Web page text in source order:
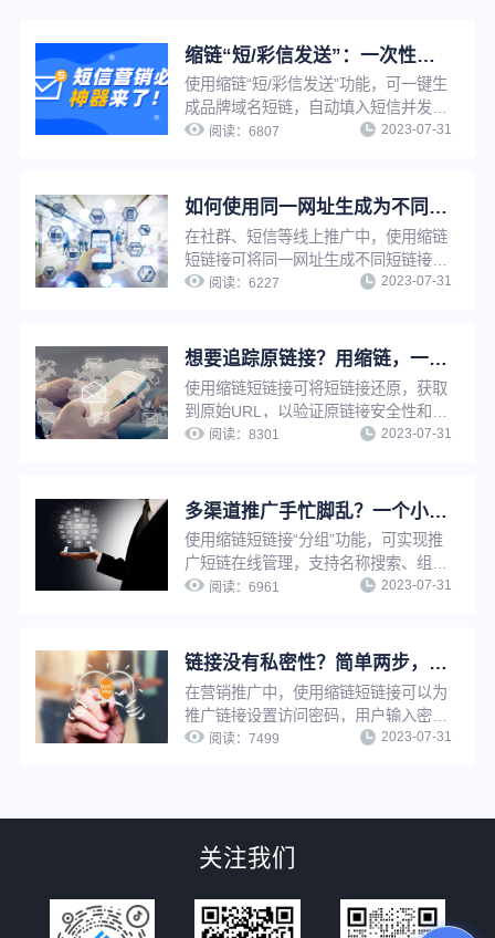
缩链“短/彩信发送”：一次性解决短信营销效率低、成本高、转化效果差
使用缩链“短/彩信发送”功能，可一键生
成品牌域名短链，自动填入短信并发
送，无需多平台切换，有效提升工作效
提供完整的数据分析线路，并且对接了
大量优质短信服务商，可有效解决营销
短信成本高、被拦截、转化差等问题。
阅读：6807 2023-07-31
如何使用同一网址生成为不同的短链接功能来提升推广转化效果？
在社群、短信等线上推广中，使用缩链
短链接可将同一网址生成不同短链接，
用于不同渠道、不同客户群、以及不同
阅读：6227 2023-07-31
想要追踪原链接？用缩链，一键还原！
使用缩链短链接可将短链接还原，获取
到原始URL，以验证原链接安全性和可
信度，使用短链接还原功能，还可以快
阅读：8301 2023-07-31
多渠道推广手忙脚乱？一个小工具助你提升工作效率！
使用缩链短链接“分组”功能，可实现推
广短链在线管理，支持名称搜索、组别
查询、编辑组名、删除分组等操作，解
阅读：6961 2023-07-31
链接没有私密性？简单两步，告别隐私泄露与安全问题
在营销推广中，使用缩链短链接可以为
推广链接设置访问密码，用户输入密码
后方可访问，实现特定内容向特定用户
阅读：7499 2023-07-31
关注我们